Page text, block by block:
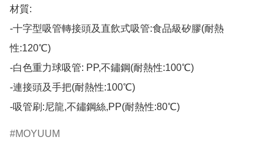
材質:
-十字型吸管轉接頭及直飲式吸管:食品級矽膠(耐熱
性:120℃)
-白色重力球吸管: PP,不鏽鋼(耐熱性:100℃)
-連接頭及手把(耐熱性:100℃)
-吸管刷:尼龍,不鏽鋼絲,PP(耐熱性:80℃)
MOYUUM